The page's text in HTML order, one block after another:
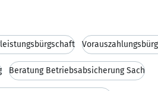
Beratung Betriebsabsicherung Sach